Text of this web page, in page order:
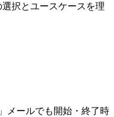
択とユースケースを理
メールでも開始・終了時